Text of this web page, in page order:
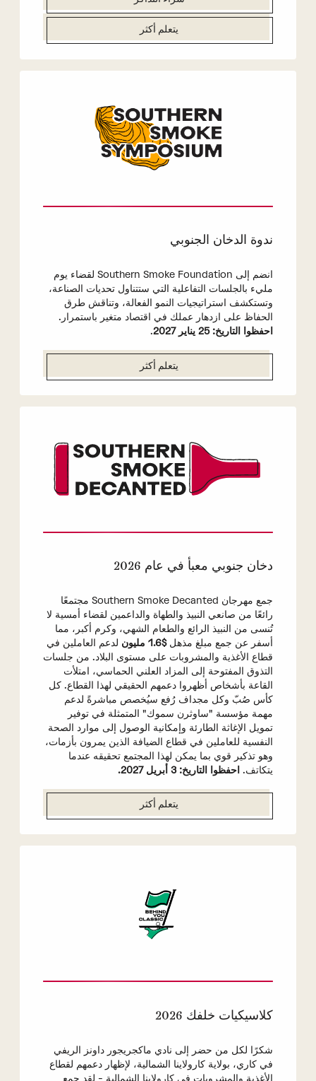
يتعلم أكثر
ندوة الدخان الجنوبي
انضم إلى Southern Smoke Foundation لقضاء يوم
مليء بالجلسات التفاعلية التي ستتناول تحديات الصناعة،
وتستكشف استراتيجيات النمو الفعالة، وتناقش طرق
الحفاظ على ازدهار عملك في اقتصاد متغير باستمرار.
احفظوا التاريخ: 25 يناير 2027
.
يتعلم أكثر
دخان جنوبي معبأ في عام 2026
جمع مهرجان Southern Smoke Decanted مجتمعًا
رائعًا من صانعي النبيذ والطهاة والداعمين لقضاء أمسية لا
تُنسى من النبيذ الرائع والطعام الشهي، وكرم أكبر، مما
أسفر عن جمع مبلغ مذهل$1.6 مليون
لدعم العاملين في
قطاع الأغذية والمشروبات على مستوى البلاد. من جلسات
التذوق المفتوحة إلى المزاد العلني الحماسي، امتلأت
القاعة بأشخاص أظهروا دعمهم الحقيقي لهذا القطاع. كل
كأس صُبّ وكل مجداف رُفع سيُخصص مباشرةً لدعم
مهمة مؤسسة "ساوثرن سموك" المتمثلة في توفير
تمويل الإغاثة الطارئة وإمكانية الوصول إلى موارد الصحة
النفسية للعاملين في قطاع الضيافة الذين يمرون بأزمات،
وهو تذكير قوي بما يمكن لهذا المجتمع تحقيقه عندما
يتكاتف. احفظوا التاريخ: 3 أبريل 2027.
يتعلم أكثر
كلاسيكيات خلفك 2026
شكرًا لكل من حضر إلى نادي ماكجريجور داونز الريفي
في كاري، بولاية كارولاينا الشمالية، لإظهار دعمهم لقطاع
الأغذية والمشروبات في كارولاينا الشمالية - لقد جمع